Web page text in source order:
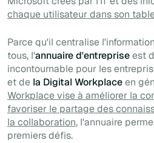
chaque utilisateur dans son
Parce qu'il centralise
tous, l'annuaire d'entrepriseest
incontournable pour les
et de la Digital Workplaceen
Workplace vise à améliorer la
favoriser le partage des
la collaboration, l'annuaire
premiers défis.